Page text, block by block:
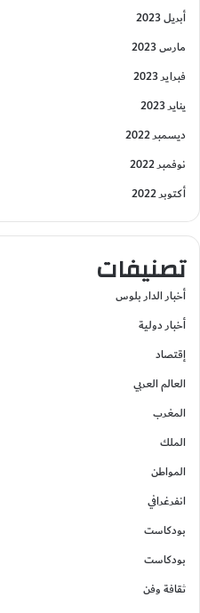
أبريل 2023
مارس 2023
فبراير 2023
يناير 2023
ديسمبر 2022
نوفمبر 2022
أكتوبر 2022
تصنيفات
أخبار الدار بلوس
أخبار دولية
إقتصاد
العالم العربي
المغرب
الملك
المواطن
انفرغرافي
بودكاست
بودكاست
ثقافة وفن